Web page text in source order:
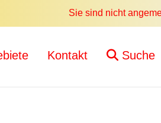
Sie sind nicht
Kontakt Suche